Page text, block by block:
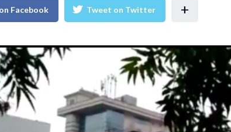
Facebook Tweet on Twitter +